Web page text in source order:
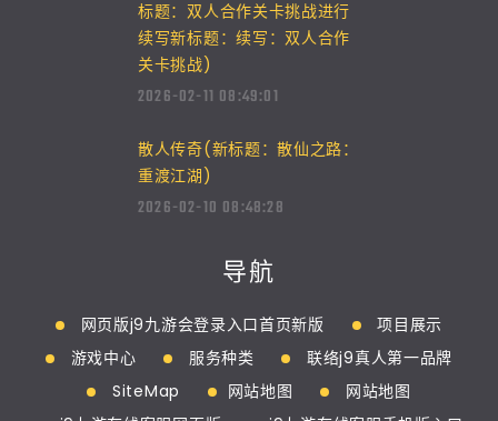
标题：双人合作关卡挑战进行
续写新标题：续写：双人合作
关卡挑战)
2026-02-11 08:49:01
散人传奇(新标题：散仙之路：
重渡江湖)
2026-02-10 08:48:28
导航
网页版j9九游会登录入口首页新版
项目展示
游戏中心
服务种类
联络j9真人第一品牌
SiteMap
网站地图
网站地图